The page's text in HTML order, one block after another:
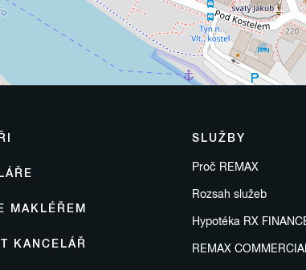
SLUŽBY
Proč REMAX
Rozsah služeb
Hypotéka RX
REMAX
MAKLÉŘEM
KANCELÁŘ